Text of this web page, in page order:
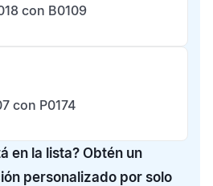
con B0109
con P0174
en la lista? Obtén un
personalizado por solo